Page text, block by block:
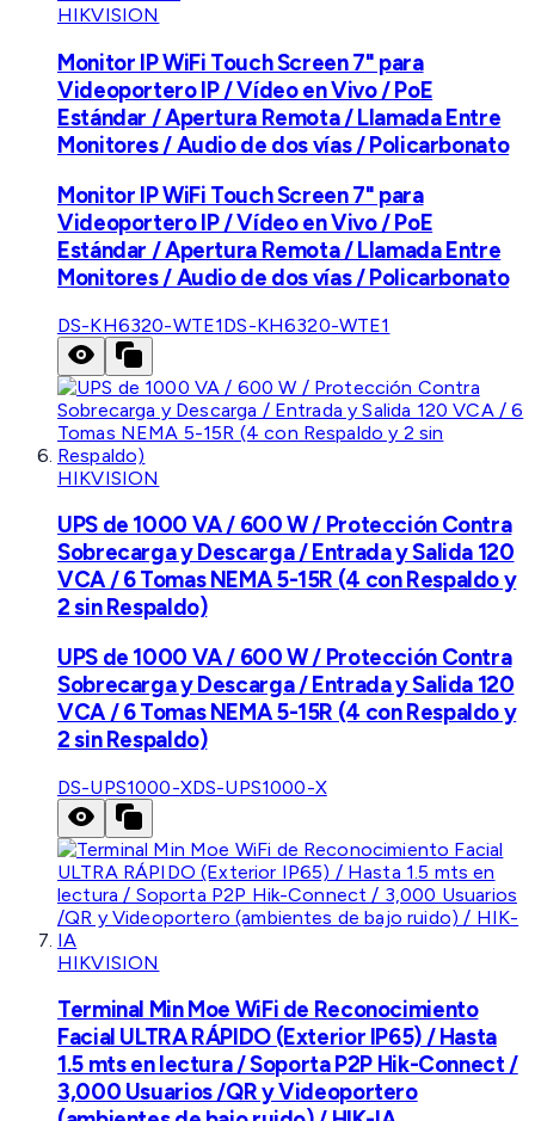
HIKVISION
Monitor IP WiFi Touch Screen 7" para
Videoportero IP / Vídeo en Vivo / PoE
Estándar / Apertura Remota / Llamada Entre
Monitores / Audio de dos vías / Policarbonato
Monitor IP WiFi Touch Screen 7" para
Videoportero IP / Vídeo en Vivo / PoE
Estándar / Apertura Remota / Llamada Entre
Monitores / Audio de dos vías / Policarbonato
DS-KH6320-WTE1DS-KH6320-WTE1
HIKVISION
UPS de 1000 VA / 600 W / Protección Contra
Sobrecarga y Descarga / Entrada y Salida 120
VCA / 6 Tomas NEMA 5-15R (4 con Respaldo y
2 sin Respaldo)
UPS de 1000 VA / 600 W / Protección Contra
Sobrecarga y Descarga / Entrada y Salida 120
VCA / 6 Tomas NEMA 5-15R (4 con Respaldo y
2 sin Respaldo)
DS-UPS1000-XDS-UPS1000-X
HIKVISION
Terminal Min Moe WiFi de Reconocimiento
Facial ULTRA RÁPIDO (Exterior IP65) / Hasta
1.5 mts en lectura / Soporta P2P Hik-Connect /
3,000 Usuarios /QR y Videoportero